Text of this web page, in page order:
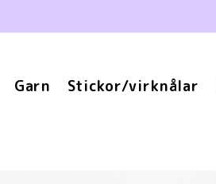
Garn Stickor/virknålar